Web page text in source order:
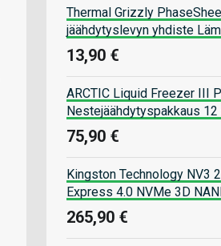
Thermal Grizzly
jäähdytyslevyn yhdiste
13,90 €
ARCTIC Liquid Freezer III
Nestejäähdytyspakkaus
75,90 €
Kingston Technology NV3
Express 4.0 NVMe 3D
265,90 €